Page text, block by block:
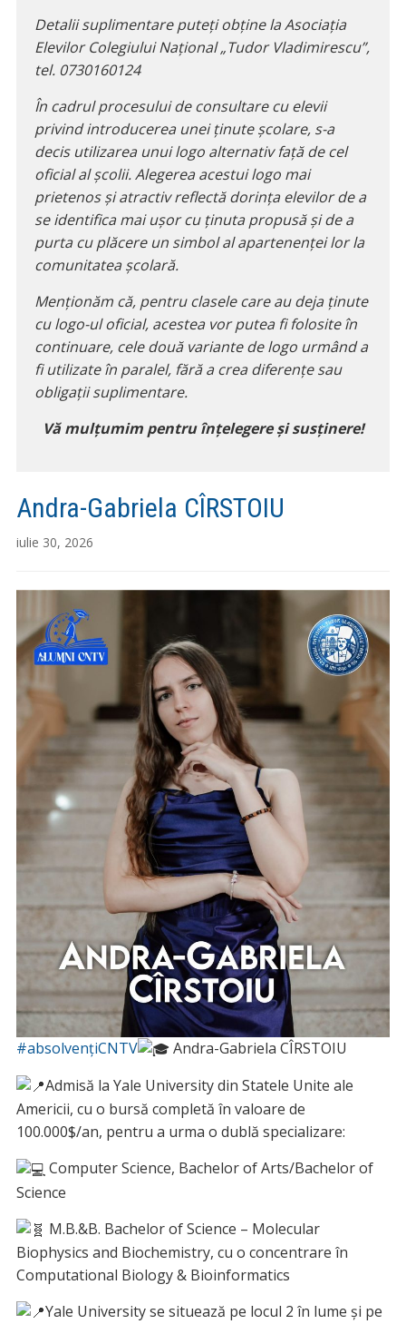
Detalii suplimentare puteți obține la Asociația
Elevilor Colegiului Național „Tudor Vladimirescu”,
tel. 0730160124
În cadrul procesului de consultare cu elevii
privind introducerea unei ținute școlare, s-a
decis utilizarea unui logo alternativ față de cel
oficial al școlii. Alegerea acestui logo mai
prietenos și atractiv reflectă dorința elevilor de a
se identifica mai ușor cu ținuta propusă și de a
purta cu plăcere un simbol al apartenenței lor la
comunitatea școlară.
Menționăm că, pentru clasele care au deja ținute
cu logo-ul oficial, acestea vor putea fi folosite în
continuare, cele două variante de logo urmând a
fi utilizate în paralel, fără a crea diferențe sau
obligații suplimentare.
Vă mulțumim pentru înțelegere și susținere!
Andra-Gabriela CÎRSTOIU
iulie 30, 2026
#absolvențiCNTV
Andra-Gabriela CÎRSTOIU
Admisă la Yale University din Statele Unite ale
Americii, cu o bursă completă în valoare de
100.000$/an, pentru a urma o dublă specializare:
Computer Science, Bachelor of Arts/Bachelor of
Science
M.B.&B. Bachelor of Science – Molecular
Biophysics and Biochemistry, cu o concentrare în
Computational Biology & Bioinformatics
Yale University se situează pe locul 2 în lume și pe